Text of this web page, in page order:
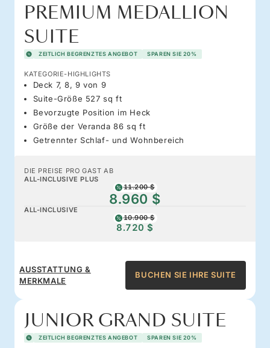
PREMIUM MEDALLION
SUITE
ZEITLICH BEGRENZTES ANGEBOT SPAREN SIE 20%
KATEGORIE-HIGHLIGHTS
Deck 7, 8, 9 von 9
Suite-Größe 527 sq ft
Bevorzugte Position im Heck
Größe der Veranda 86 sq ft
Getrennter Schlaf- und Wohnbereich
DIE PREISE PRO GAST AB
ALL-INCLUSIVE PLUS
11.200 $
8.960 $
ALL-INCLUSIVE
10.900 $
8.720 $
AUSSTATTUNG &
MERKMALE
BUCHEN SIE IHRE SUITE
JUNIOR GRAND SUITE
ZEITLICH BEGRENZTES ANGEBOT SPAREN SIE 20%